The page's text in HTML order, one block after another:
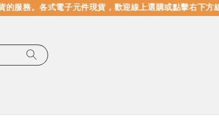
服務。各式電子元件現貨，歡迎線上選購或點擊右下方